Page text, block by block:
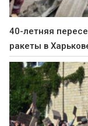
40-летняя
ракеты в